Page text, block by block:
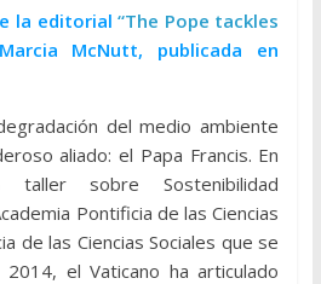
la editorial“The Pope tackles
McNutt, publicada en
del medio ambiente
aliado: el Papa Francis. En
sobre Sostenibilidad
Pontificia de las Ciencias
de las Ciencias Sociales que se
el Vaticano ha articulado